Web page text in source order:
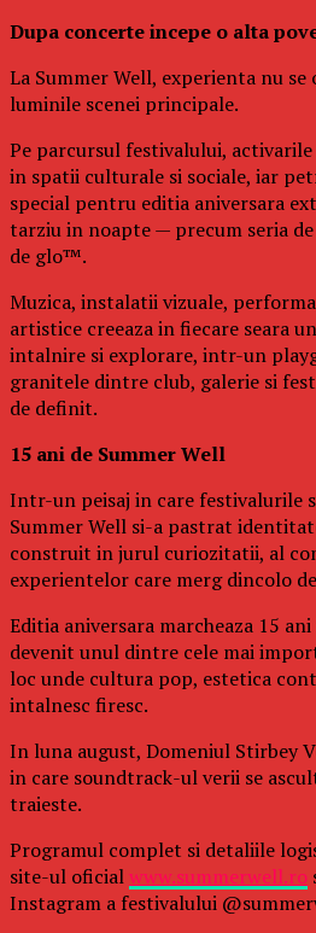
Dupa concerte incepe o alta
La Summer Well, experienta nu
luminile scenei principale.
Pe parcursul festivalului,
in spatii culturale si sociale, iar
special pentru editia aniversara
tarziu in noapte — precum seria
de glo™.
Muzica, instalatii vizuale,
artistice creeaza in fiecare seara
intalnire si explorare, intr-un
granitele dintre club, galerie si
de definit.
15 ani de Summer Well
Intr-un peisaj in care festivalurile
Summer Well si-a pastrat
construit in jurul curiozitatii, al
experientelor care merg dincolo
Editia aniversara marcheaza 15
devenit unul dintre cele mai
loc unde cultura pop, estetica
intalnesc firesc.
In luna august, Domeniul Stirbey
in care soundtrack-ul verii se
traieste.
Programul complet si detaliile
site-ul oficialwww.summerwell.ro
Instagram a festivalului